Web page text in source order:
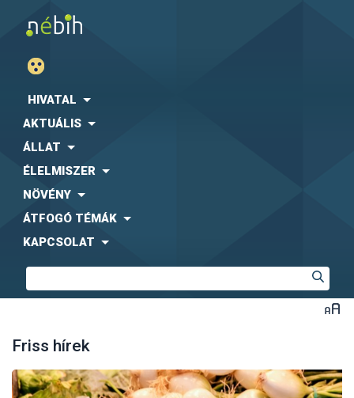
HIVATAL
AKTUÁLIS
ÁLLAT
ÉLELMISZER
NÖVÉNY
ÁTFOGÓ TÉMÁK
KAPCSOLAT
Friss hírek